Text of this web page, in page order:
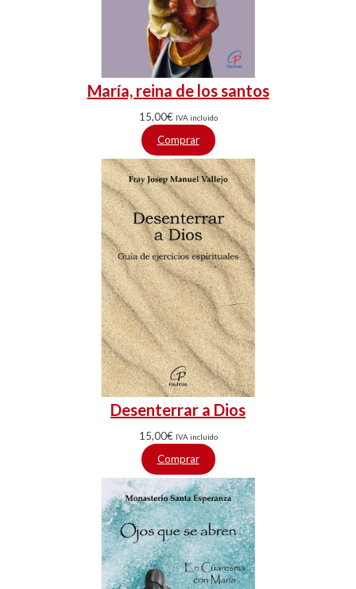
María, reina de los santos
15,00€ IVA incluido
Comprar
Desenterrar a Dios
15,00€ IVA incluido
Comprar